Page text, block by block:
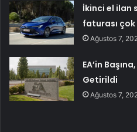
İkinci el ilan
faturası çok
Ağustos 7,
EA’in
Getirildi
Ağustos 7,